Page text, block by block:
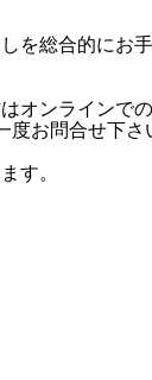
を総合的に
ンラインで
お問合せ下さ
す。